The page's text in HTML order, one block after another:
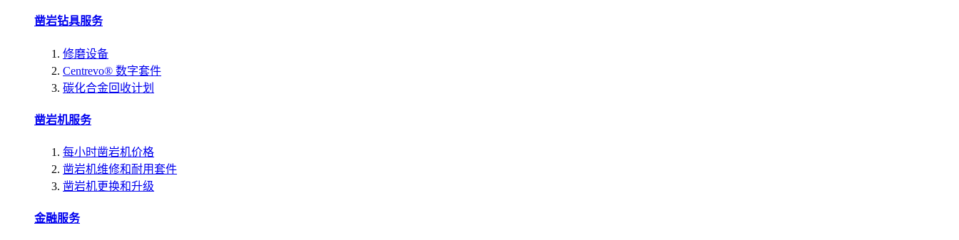
凿岩钻具服务
修磨设备
Centrevo® 数字套件
碳化合金回收计划
凿岩机服务
每小时凿岩机价格
凿岩机维修和耐用套件
凿岩机更换和升级
金融服务